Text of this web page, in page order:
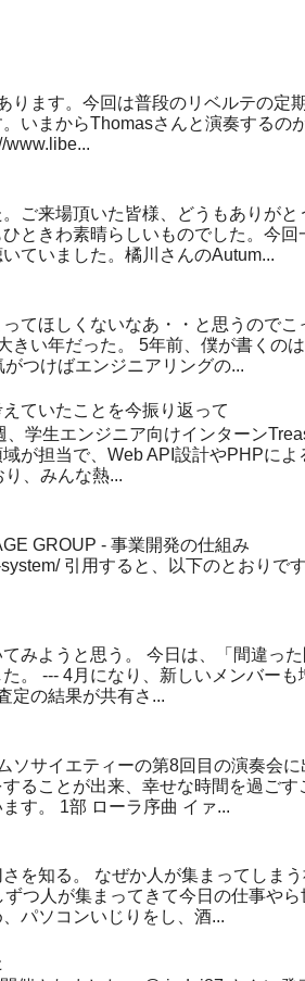
ります。今回は普段のリベルテの定
いまからThomasさんと演奏するの
www.libe...
ご来場頂いた皆様、どうもありが
ときわ素晴らしいものでした。今
ていました。橘川さんのAutum...
てほしくないなあ・・と思うので
きい年だった。 5年前、僕が書くの
つけばエンジニアリングの...
ていたことを今振り返って
学生エンジニア向けインターン
が担当で、Web API設計やPHPに
、みんな熱...
GROUP - 事業開発の仕組み
引用すると、以下のとおりで
みようと思う。 今日は、「間違っ
。 --- 4月になり、新しいメンバー
定の結果が共有さ...
ソサイエティーの第8回目の演奏会
ることが出来、幸せな時間を過ご
す。 1部 ローラ序曲 イァ...
を知る。 なぜか人が集まってしま
つ人が集まってきて今日の仕事や
パソコンいじりをし、酒...